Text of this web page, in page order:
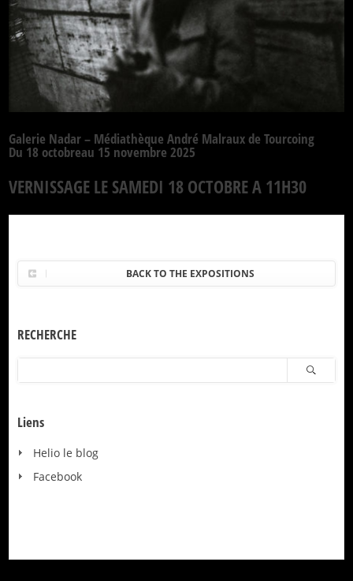
Galerie Nadar – Médiathèque André Malraux de Tourcoing
Du 18 octobreau 15 novembre 2025
VERNISSAGE LE SAMEDI 18 OCTOBRE A 11H30
BACK TO THE EXPOSITIONS
RECHERCHE
Liens
Helio le blog
Facebook